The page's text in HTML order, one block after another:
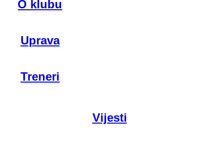
O klubu
Uprava
Treneri
Vijesti